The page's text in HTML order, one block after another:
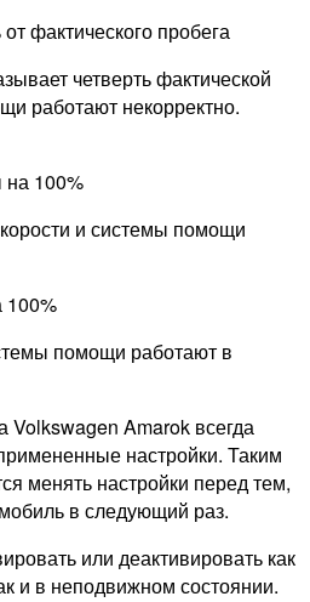
фактического пробега
четверть фактической
работают некорректно.
на 100%
и системы помощи
100%
помощи работают в
Volkswagen Amarok всегда
настройки. Таким
менять настройки перед тем,
в следующий раз.
или деактивировать как
и в неподвижном состоянии.